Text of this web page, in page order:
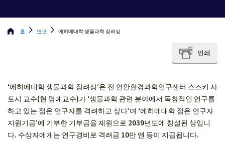
홈 연구 에히메대학 생물과학 장려상
인쇄
‘에히메대학 생물과학 장려상’은 전 연안환경과학연구센터 스즈키 사
토시 교수(현 명예교수)가 ‘생물과학 관련 분야에서 독창적인 연구를
하고 있는 젊은 연구자를 격려하고 싶다’며 ‘에히메대학 젊은 연구자
지원기금’에 기부한 기부금을 재원으로 2039년도에 창설된 상입니
다. 수상자에게는 연구경비로 격려금 10만 엔 등이 지급됩니다.